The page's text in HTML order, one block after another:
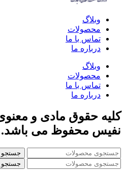
وبلاگ
محصولات
تماس با ما
درباره ما
وبلاگ
محصولات
تماس با ما
درباره ما
کلیه حقوق مادی و
نفیس محفوظ می باشد.
جستجو
جستجو